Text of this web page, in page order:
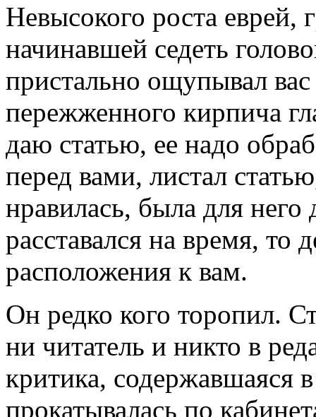
Невысокого роста еврей,
начинавшей седеть
пристально ощупывал
пережженного кирпича
даю статью, ее надо
перед вами, листал
нравилась, была для
расставался на время, то
расположения к вам.
Он редко кого торопил.
ни читатель и никто в
критика, содержавшаяся
прокатывалась по